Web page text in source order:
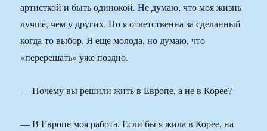
артисткой и быть одинокой. Не думаю, что моя жизнь
лучше, чем у других. Но я ответственна за сделанный
когда-то выбор. Я еще молода, но думаю, что
«перерешать» уже поздно.
— Почему вы решили жить в Европе, а не в Корее?
— В Европе моя работа. Если бы я жила в Корее, на